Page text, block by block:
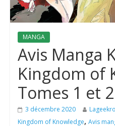
MANGA
Avis Manga
Kingdom of
Tomes 1 et 2
3 décembre 2020
Kingdom of Knowledge, Avis